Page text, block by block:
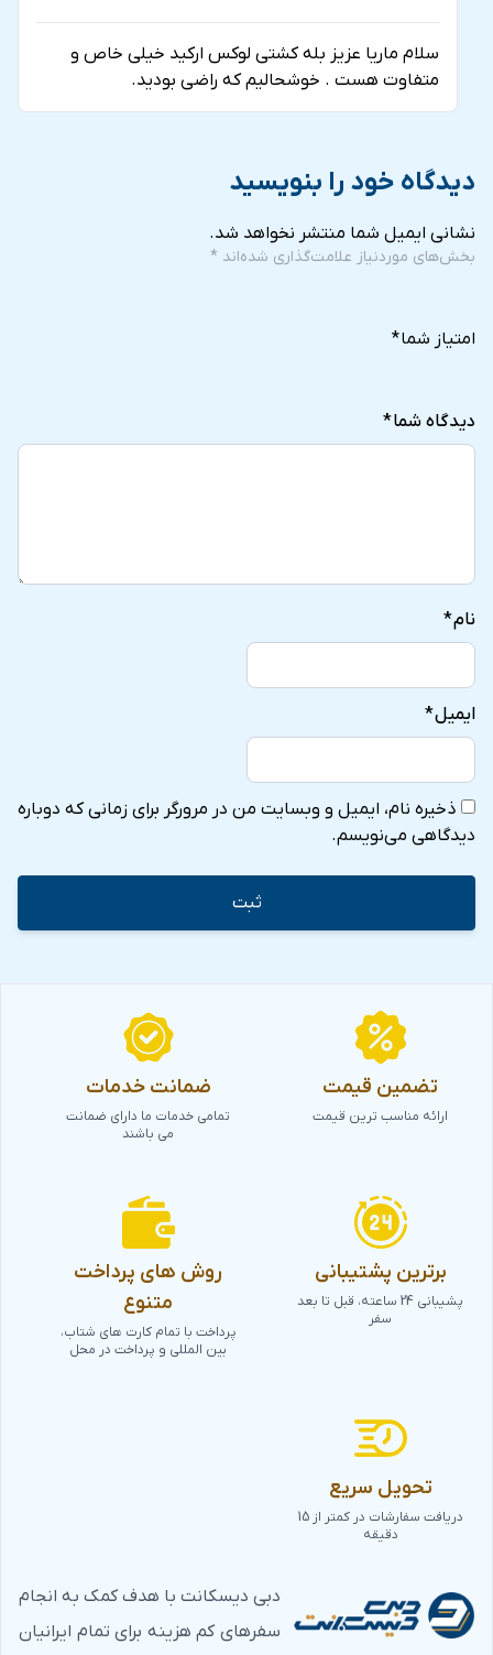
سلام ماریا عزیز بله کشتی لوکس ارکید خیلی خاص و
متفاوت هست . خوشحالیم که راضی بودید.
دیدگاه خود را بنویسید
نشانی ایمیل شما منتشر نخواهد شد.
بخش‌های موردنیاز علامت‌گذاری شده‌اند *
امتیاز شما*
دیدگاه شما*
نام*
ایمیل*
ذخیره نام، ایمیل و وبسایت من در مرورگر برای زمانی که دوباره
دیدگاهی می‌نویسم.
تضمین قیمت
ارائه مناسب ترین قیمت
ضمانت خدمات
تمامی خدمات ما دارای ضمانت
می باشند
برترین پشتیبانی
پشیبانی 24 ساعته، قبل تا بعد
سفر
روش های پرداخت
متنوع
پرداخت با تمام کارت های شتاب،
بین المللی و پرداخت در محل
تحویل سریع
دریافت سفارشات در کمتر از 15
دقیقه
دبی دیسکانت با هدف کمک به انجام
سفرهای کم هزینه برای تمام ایرانیان